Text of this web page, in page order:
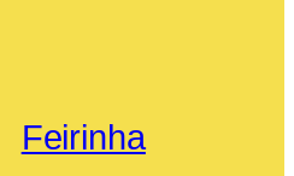
Feirinha